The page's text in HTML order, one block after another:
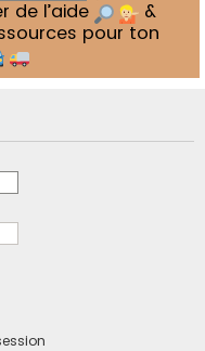
de l’aide
&
pour ton